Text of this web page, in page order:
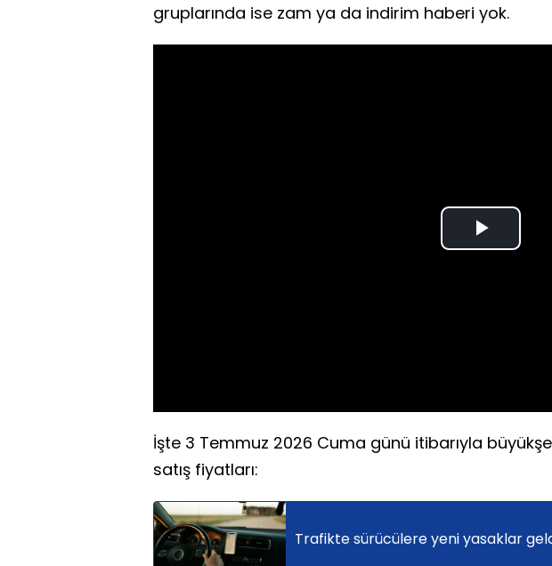
gruplarında ise zam ya da indirim haberi yok.
Play
İşte 3 Temmuz 2026 Cuma günü itibarıyla
satış fiyatları:
Trafikte sürücülere yeni yasaklar